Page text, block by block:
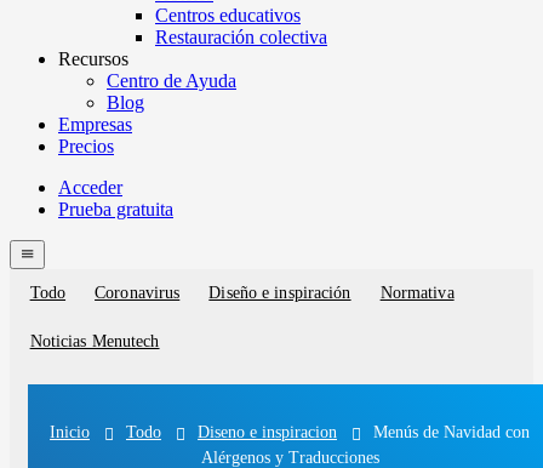
Centros educativos
Restauración colectiva
Recursos
Centro de Ayuda
Blog
Empresas
Precios
Menutech
navigation
Acceder
Prueba gratuita
menu
Blog
categories
Todo Coronavirus Diseño e inspiración Normativa
Noticias Menutech
Inicio Todo Diseno e inspiracion
Menús de Navidad con
Alérgenos y Traducciones